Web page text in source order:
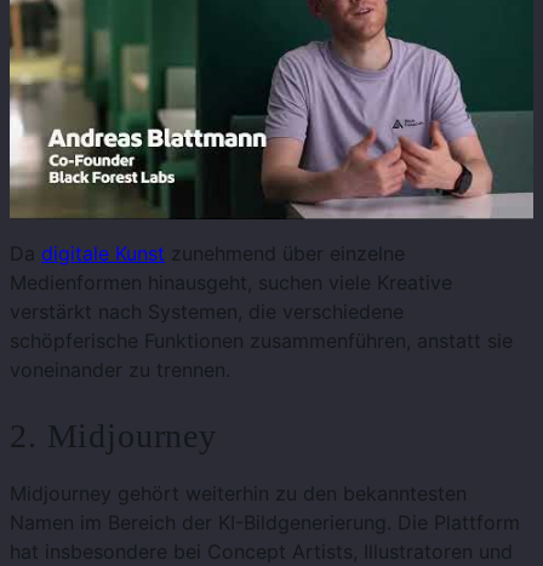
Da digitale Kunst zunehmend über einzelne
Medienformen hinausgeht, suchen viele Kreative
verstärkt nach Systemen, die verschiedene
schöpferische Funktionen zusammenführen, anstatt sie
voneinander zu trennen.
2. Midjourney
Midjourney gehört weiterhin zu den bekanntesten
Namen im Bereich der KI-Bildgenerierung. Die Plattform
hat insbesondere bei Concept Artists, Illustratoren und